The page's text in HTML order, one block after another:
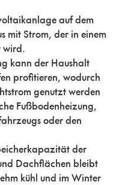
auf dem
mit Strom, der in einem
wird.
kann der Haushalt
profitieren, wodurch
genutzt werden
Fußbodenheizung,
oder den
der
Dachflächen bleibt
kühl und im Winter